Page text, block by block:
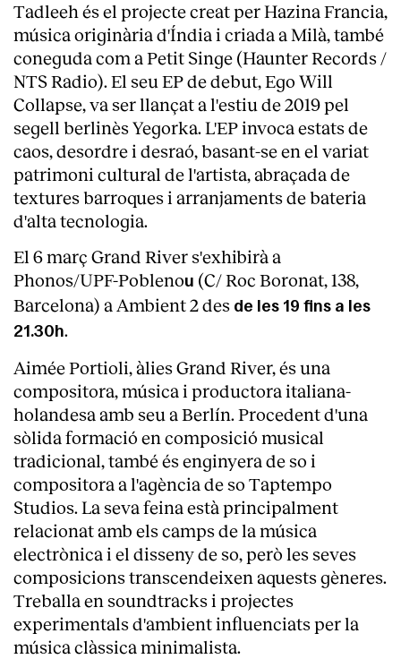
Serveis
Tadleeh és el projecte creat per Hazina Francia,
música originària d'Índia i criada a Milà, també
coneguda com a Petit Singe (Haunter Records /
NTS Radio). El seu EP de debut, Ego Will
Collapse, va ser llançat a l'estiu de 2019 pel
segell berlinès Yegorka. L'EP invoca estats de
caos, desordre i desraó, basant-se en el variat
patrimoni cultural de l'artista, abraçada de
textures barroques i arranjaments de bateria
d'alta tecnologia.
El 6 març Grand River s'exhibirà a
Phonos/UPF-Poblenou (C/ Roc Boronat, 138,
Barcelona) a Ambient 2 des de les 19 fins a les
21.30h.
Aimée Portioli, àlies Grand River, és una
compositora, música i productora italiana-
holandesa amb seu a Berlín. Procedent d'una
sòlida formació en composició musical
tradicional, també és enginyera de so i
compositora a l'agència de so Taptempo
Studios. La seva feina està principalment
relacionat amb els camps de la música
electrònica i el disseny de so, però les seves
composicions transcendeixen aquests gèneres.
Treballa en soundtracks i projectes
experimentals d'ambient influenciats per la
música clàssica minimalista.